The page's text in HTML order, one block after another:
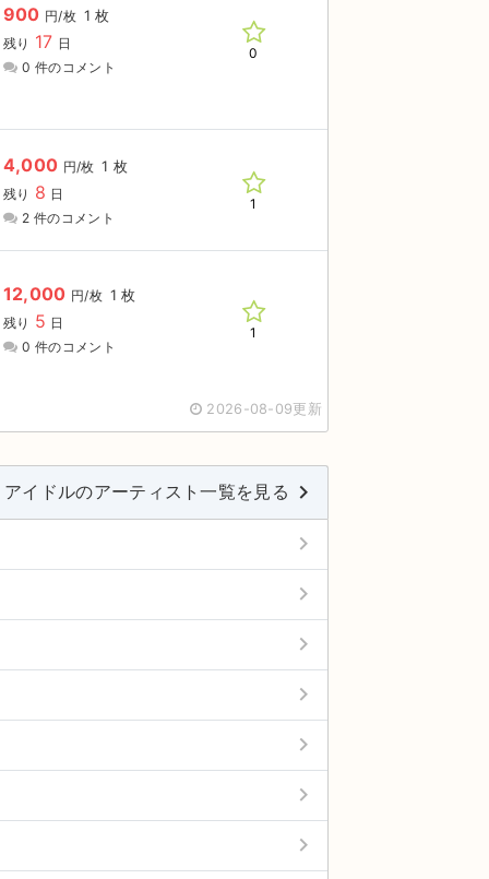
900 円/枚 1 枚
残り 17 日
0 件のコメント
0
4,000 円/枚 1 枚
残り 8 日
2 件のコメント
1
12,000 円/枚 1 枚
残り 5 日
0 件のコメント
1
2026-08-09更新
アイドルのアーティスト一覧を見る keyboard_arrow_right
keyboard_arrow_right
keyboard_arrow_right
keyboard_arrow_right
keyboard_arrow_right
keyboard_arrow_right
keyboard_arrow_right
keyboard_arrow_right